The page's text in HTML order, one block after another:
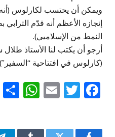
ويمكن أن يحتسب لكارلوس
إنجازه الأعظم أنه قدّم الترابي
النمط من الإسلاميي).
أرجو أن يكتب لنا الأستاذ
(كارلوس في افتتاحية
Facebook
Twitter
Email